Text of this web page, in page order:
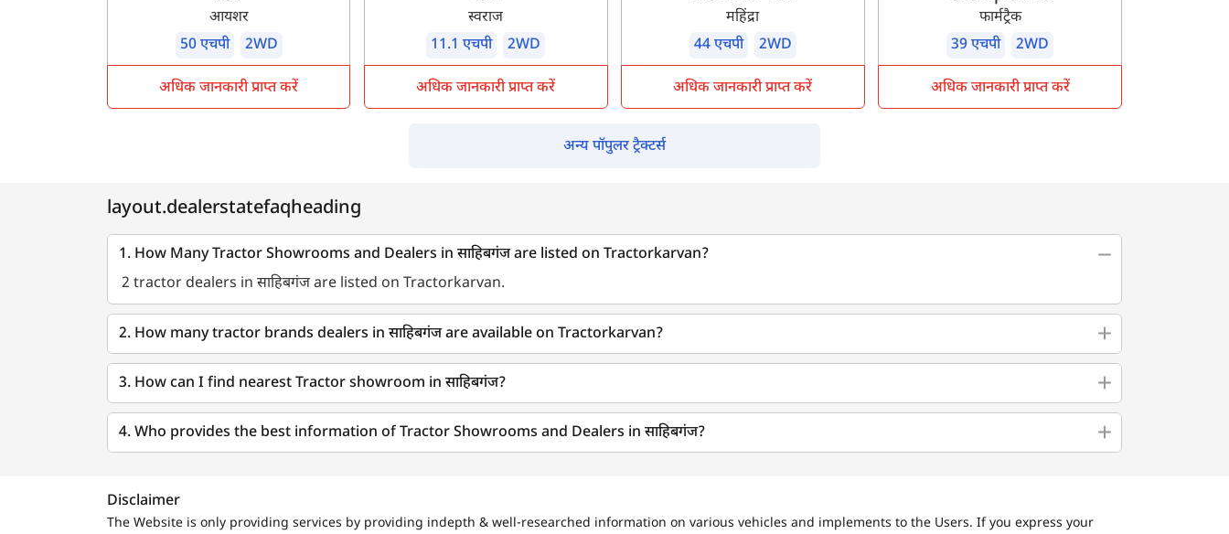
आयशर
50 एचपी
2WD
अधिक जानकारी प्राप्त करें
स्वराज
11.1 एचपी
2WD
अधिक जानकारी प्राप्त करें
महिंद्रा
44 एचपी
2WD
अधिक जानकारी प्राप्त करें
फार्मट्रैक
39 एचपी
2WD
अधिक जानकारी प्राप्त करें
अन्य पॉपुलर ट्रैक्टर्स
layout.dealerstatefaqheading
1. How Many Tractor Showrooms and Dealers in साहिबगंज are listed on Tractorkarvan?
2 tractor dealers in साहिबगंज are listed on Tractorkarvan.
2. How many tractor brands dealers in साहिबगंज are available on Tractorkarvan?
3. How can I find nearest Tractor showroom in साहिबगंज?
4. Who provides the best information of Tractor Showrooms and Dealers in साहिबगंज?
Disclaimer
The Website is only providing services by providing indepth & well-researched information on various vehicles and implements to the Users. If you express your